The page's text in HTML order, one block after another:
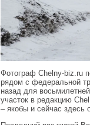
Фотограф Chelny-biz.ru
рядом с федеральной
назад для
участок в редакцию
– якобы и сейчас здесь